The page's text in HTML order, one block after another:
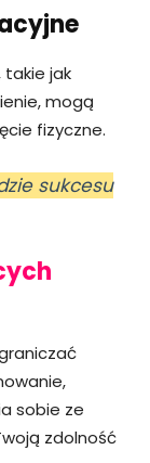
takie jak
mogą
fizyczne.
sukcesu
sobie ze
zdolność